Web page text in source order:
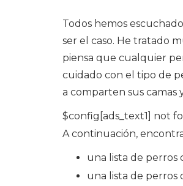
Todos hemos
ser el caso. He tratado
piensa que cualquier
cuidado con el tipo de
a comparten sus camas
$config[ads_text1] not
A continuación,
una lista de perros
una lista de perros